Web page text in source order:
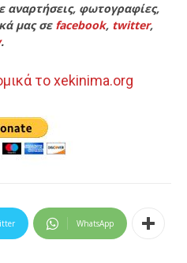
αναρτήσεις, φωτογραφίες,
μας σε facebook, twitter,
.
το xekinima.org
WhatsApp